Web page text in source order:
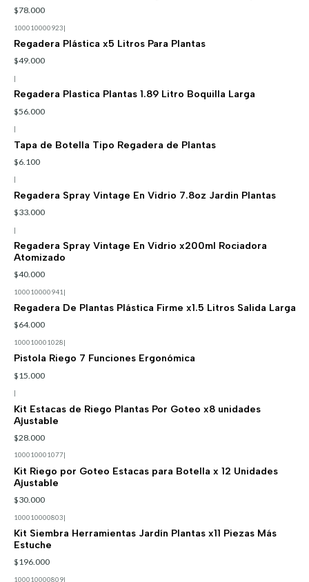
$78.000
100010000923|
Regadera Plástica x5 Litros Para Plantas
$49.000
|
Regadera Plastica Plantas 1.89 Litro Boquilla Larga
$56.000
|
Tapa de Botella Tipo Regadera de Plantas
$6.100
|
Regadera Spray Vintage En Vidrio 7.8oz Jardin Plantas
$33.000
|
Regadera Spray Vintage En Vidrio x200ml Rociadora
Atomizado
$40.000
100010000941 |
Regadera De Plantas Plástica Firme x1.5 Litros Salida Larga
$64.000
100010001028|
Pistola Riego 7 Funciones Ergonómica
$15.000
|
Kit Estacas de Riego Plantas Por Goteo x8 unidades
Ajustable
$28.000
100010001077|
Kit Riego por Goteo Estacas para Botella x 12 Unidades
Ajustable
$30.000
100010000803|
Kit Siembra Herramientas Jardín Plantas x11 Piezas Más
Estuche
$196.000
100010000809|